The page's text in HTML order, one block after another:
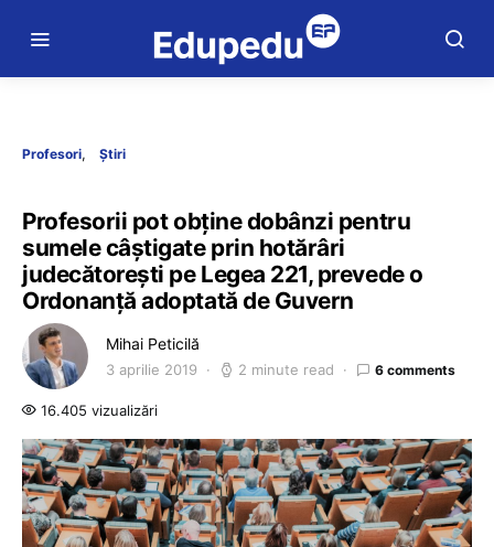
Profesori Știri
Profesorii pot obţine dobânzi pentru
sumele câştigate prin hotărâri
judecătoreşti pe Legea 221, prevede o
Ordonanţă adoptată de Guvern
Mihai Peticilă
3 aprilie 2019 2 minute read 6 comments
16.405 vizualizări